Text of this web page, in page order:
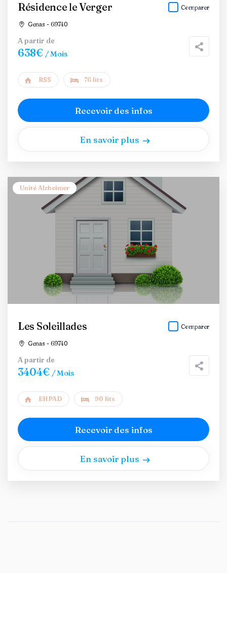
Résidence le Verger
Genas - 69740
Comparer
A partir de
638€ / Mois
RSS 76 lits
Recevoir des infos
En savoir plus
Unité Alzheimer
Les Soleillades
Genas - 69740
Comparer
A partir de
3404€ / Mois
EHPAD 90 lits
Recevoir des infos
En savoir plus